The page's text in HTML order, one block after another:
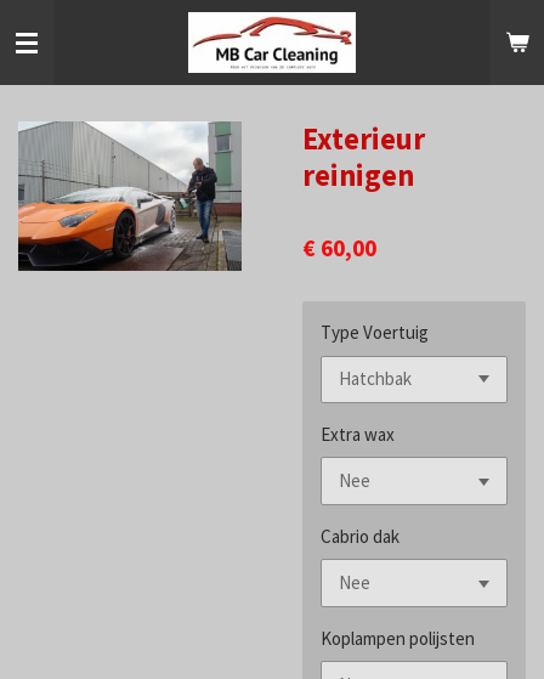
direct
hoofdinhoud
Exterieur
reinigen
€ 60,00
Type Voertuig
Extra wax
Cabrio dak
Koplampen polijsten